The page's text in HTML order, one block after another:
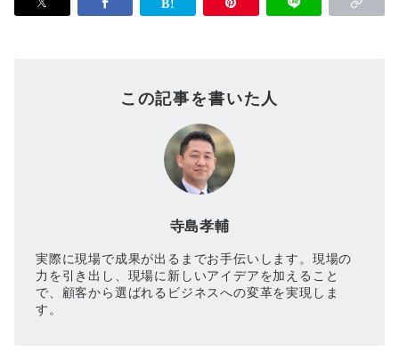
この記事を書いた人
寺島孝輔
実際に現場で成果が出るまでお手伝いします。現場の
力を引き出し、現場に新しいアイデアを加えること
で、顧客から選ばれるビジネスへの変革を実現しま
す。